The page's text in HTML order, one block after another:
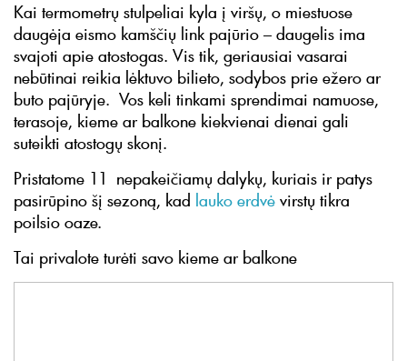
Kai termometrų stulpeliai kyla į viršų, o miestuose
daugėja eismo kamščių link pajūrio – daugelis ima
svajoti apie atostogas. Vis tik, geriausiai vasarai
nebūtinai reikia lėktuvo bilieto, sodybos prie ežero ar
buto pajūryje. Vos keli tinkami sprendimai namuose,
terasoje, kieme ar balkone kiekvienai dienai gali
suteikti atostogų skonį.
Pristatome 11 nepakeičiamų dalykų, kuriais ir patys
pasirūpino šį sezoną, kad lauko erdvė virstų tikra
poilsio oaze.
Tai privalote turėti savo kieme ar balkone